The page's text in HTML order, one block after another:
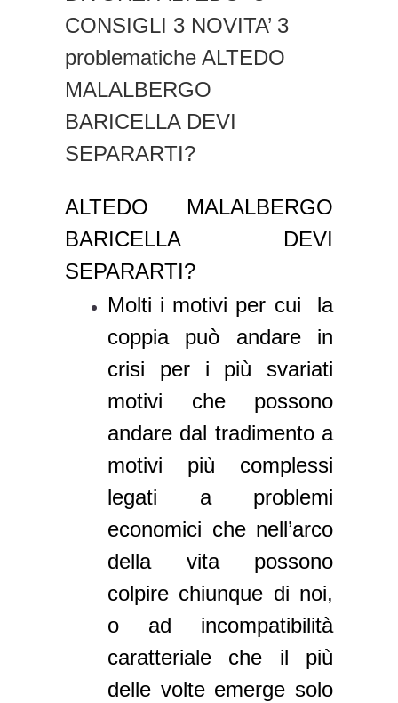
CONSIGLI 3 NOVITA’ 3
problematiche ALTEDO
MALALBERGO
BARICELLA DEVI
SEPARARTI?
ALTEDO MALALBERGO
BARICELLA DEVI
SEPARARTI?
Molti i motivi per cui la
coppia può andare in
crisi per i più svariati
motivi che possono
andare dal tradimento a
motivi più complessi
legati a problemi
economici che nell’arco
della vita possono
colpire chiunque di noi,
o ad incompatibilità
caratteriale che il più
delle volte emerge solo